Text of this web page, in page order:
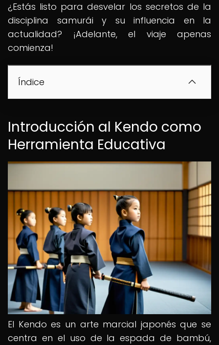
¿Estás listo para desvelar los secretos de la
disciplina samurái y su influencia en la
actualidad? ¡Adelante, el viaje apenas
comienza!
Índice
Introducción al Kendo como
Herramienta Educativa
El Kendo es un arte marcial japonés que se
centra en el uso de la espada de bambú,